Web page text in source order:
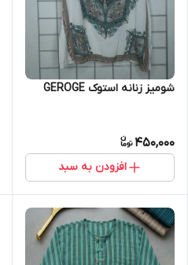
شومیز زنانه استوک GEROGE
450,000
افزودن به سبد